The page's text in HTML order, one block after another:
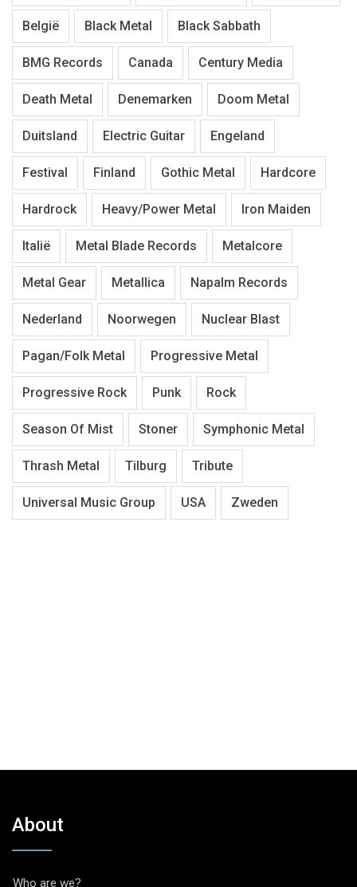
België Black Metal Black Sabbath
BMG Records Canada Century Media
Death Metal Denemarken Doom Metal
Duitsland Electric Guitar Engeland
Festival Finland Gothic Metal Hardcore
Hardrock Heavy/Power Metal Iron Maiden
Italië Metal Blade Records Metalcore
Metal Gear Metallica Napalm Records
Nederland Noorwegen Nuclear Blast
Pagan/Folk Metal Progressive Metal
Progressive Rock Punk Rock
Season Of Mist Stoner Symphonic Metal
Thrash Metal Tilburg Tribute
Universal Music Group USA Zweden
About
Who are we?